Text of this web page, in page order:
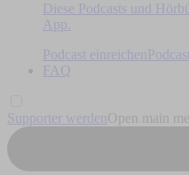
Diese Podcasts und
App.
Podcast einreichen
FAQ
Supporter werden Open main